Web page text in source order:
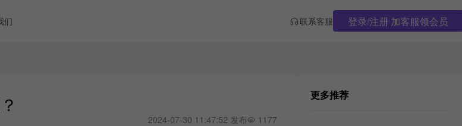
们 联系客服 登录/注册 加客服领会员
2024-07-30 11:47:52 发布 1177
更多推荐